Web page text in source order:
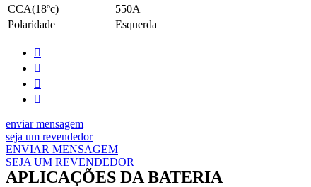
CCA(18ºc)
550A
Polaridade
Esquerda
enviar mensagem
seja um revendedor
ENVIAR MENSAGEM
SEJA UM REVENDEDOR
APLICAÇÕES DA BATERIA